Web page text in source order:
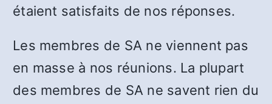
étaient satisfaits de nos réponses.
Les membres de SA ne viennent pas
en masse à nos réunions. La plupart
des membres de SA ne savent rien du